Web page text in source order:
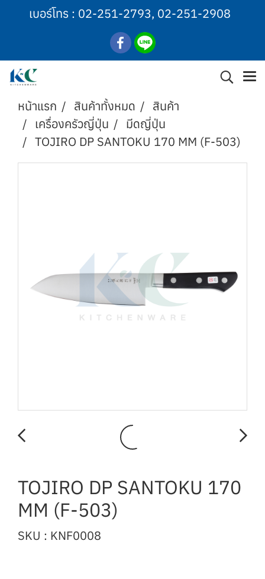
เบอร์โทร : 02-251-2793, 02-251-2908
หน้าแรก สินค้าทั้งหมด
สินค้า
เครื่องครัวญี่ปุ่น
มีดญี่ปุ่น
TOJIRO DP SANTOKU 170 MM (F-503)
TOJIRO DP SANTOKU 170
MM (F-503)
SKU : KNF0008